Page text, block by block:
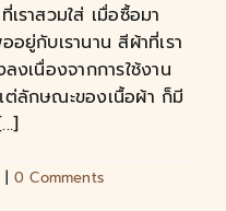
ราสวมใส่ เมื่อซื้อมา
ยู่กับเรานาน สีผ้าที่เรา
งเนื่องจากการใช้งาน
ลักษณะของเนื้อผ้า ก็มี
| 0 Comments